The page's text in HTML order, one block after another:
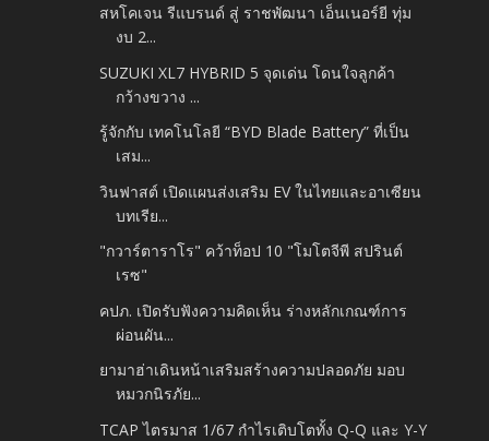
สหโคเจน รีแบรนด์ สู่ ราชพัฒนา เอ็นเนอร์ยี ทุ่ม
งบ 2...
SUZUKI XL7 HYBRID 5 จุดเด่น โดนใจลูกค้า
กว้างขวาง ...
รู้จักกับ เทคโนโลยี “BYD Blade Battery” ที่เป็น
เสม...
วินฟาสต์ เปิดแผนส่งเสริม EV ในไทยและอาเซียน
บทเรีย...
"กวาร์ตาราโร" คว้าท็อป 10 "โมโตจีพี สปรินต์
เรซ"
คปภ. เปิดรับฟังความคิดเห็น ร่างหลักเกณฑ์การ
ผ่อนผัน...
ยามาฮ่าเดินหน้าเสริมสร้างความปลอดภัย มอบ
หมวกนิรภัย...
TCAP ไตรมาส 1/67 กำไรเติบโตทั้ง Q-Q และ Y-Y